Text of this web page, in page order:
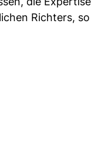
Richters, so